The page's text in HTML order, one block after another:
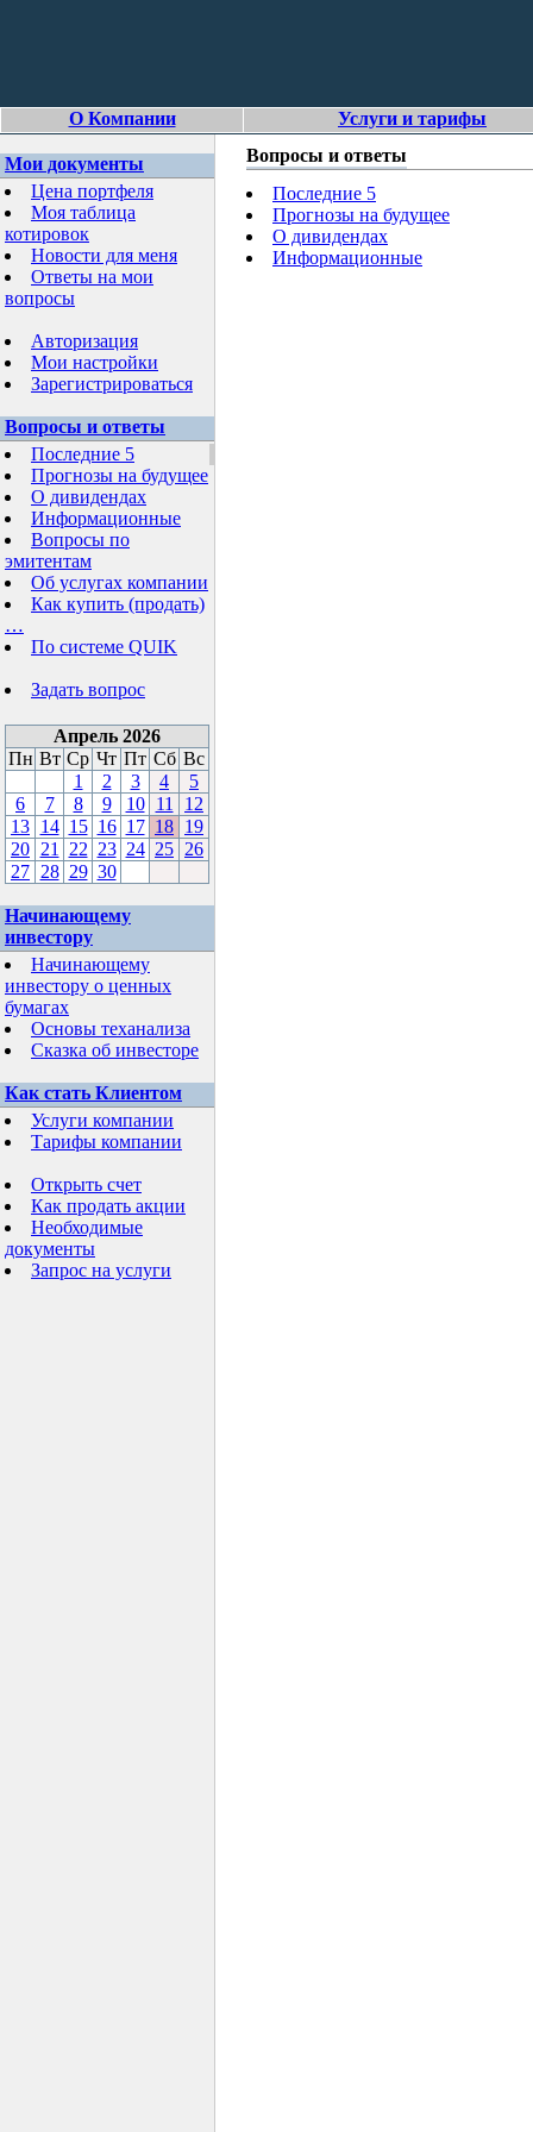
О Компании Услуги и тарифы
Мои документы
Цена портфеля
Моя таблица
котировок
Новости для меня
Ответы на мои
вопросы
Авторизация
Мои настройки
Зарегистрироваться
Вопросы и ответы
Последние 5
Прогнозы на будущее
О дивидендах
Информационные
Вопросы по
эмитентам
Об услугах компании
Как купить (продать)
…
По системе QUIK
Задать вопрос
Апрель 2026
Пн Вт Ср Чт Пт Сб Вс
1
2 3 4
5
6
7 8 9 10 11
12
13 14 15 16 17 18 19
20 21 22 23 24 25 26
27 28 29 30
Начинающему
инвестору
Начинающему
инвестору о ценных
бумагах
Основы теханализа
Сказка об инвесторе
Как стать Клиентом
Услуги компании
Тарифы компании
Открыть счет
Как продать акции
Необходимые
документы
Запрос на услуги
Вопросы и ответы
Последние 5
Прогнозы на будущее
О дивидендах
Информационные